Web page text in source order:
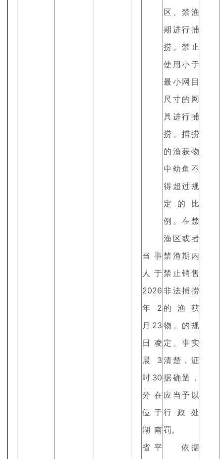
当事
人于
2026
年2
月23
日凌
晨3
时30
分在
位于
湖南
省平
区、禁渔
期进行捕
捞。禁止
使用小于
最小网目
尺寸的网
具进行捕
捞。捕捞
的渔获物
中幼鱼不
得超过规
定的比
例。在禁
渔区或者
禁渔期内
禁止销售
非法捕捞
的渔获
物。的规
定。事实
清楚，证
据确凿，
应当予以
行政处
罚。
依据